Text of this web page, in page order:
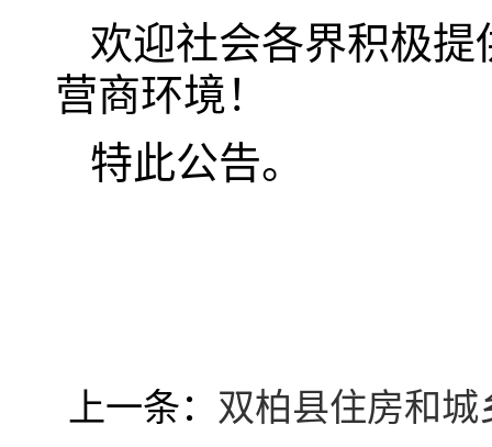
欢迎社会各界积极
营商环境！
特此公告。
上一条： 双柏县住房和